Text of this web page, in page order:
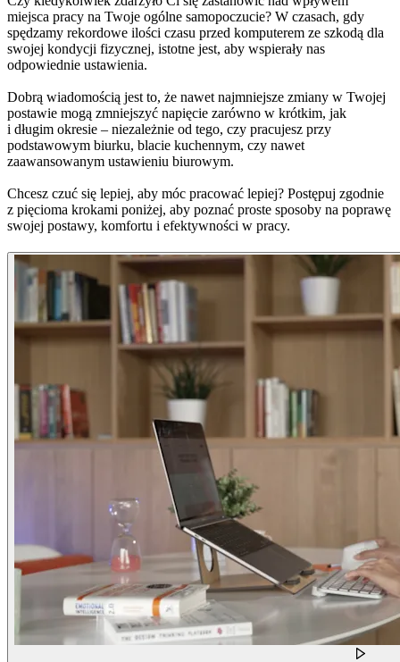
miejsca pracy na Twoje ogólne samopoczucie? W czasach, gdy
spędzamy rekordowe ilości czasu przed komputerem ze szkodą dla
swojej kondycji fizycznej, istotne jest, aby wspierały nas
odpowiednie ustawienia.
Dobrą wiadomością jest to, że nawet najmniejsze zmiany w Twojej
postawie mogą zmniejszyć napięcie zarówno w krótkim, jak
i długim okresie – niezależnie od tego, czy pracujesz przy
podstawowym biurku, blacie kuchennym, czy nawet
zaawansowanym ustawieniu biurowym.
Chcesz czuć się lepiej, aby móc pracować lepiej? Postępuj zgodnie
z pięcioma krokami poniżej, aby poznać proste sposoby na poprawę
swojej postawy, komfortu i efektywności w pracy.